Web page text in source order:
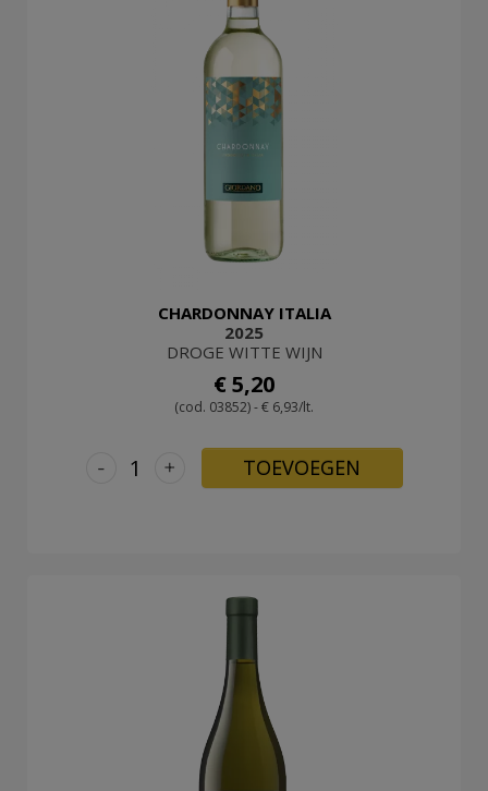
CHARDONNAY ITALIA
2025
DROGE WITTE WIJN
€ 5,20
(cod. 03852) - € 6,93/lt.
+
- TOEVOEGEN